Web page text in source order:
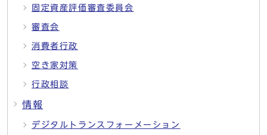
固定資産評価審査委員会
審査会
消費者行政
空き家対策
行政相談
情報
デジタルトランスフォーメーション